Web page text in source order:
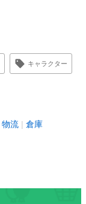
キャラクター
物流 倉庫